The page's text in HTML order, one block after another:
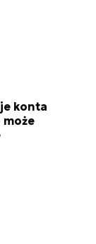
konta